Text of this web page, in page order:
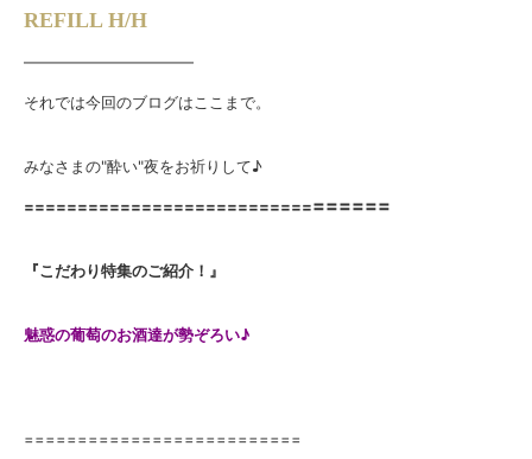
REFILL H/H
———————————
それでは今回のブログはここまで。
みなさまの"酔い"夜をお祈りして♪
=================================
『こだわり特集のご紹介！』
魅惑の葡萄のお酒達が勢ぞろい♪
==========================